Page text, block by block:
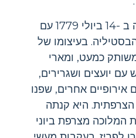
המהפכה הצרפתית החלה ב -14 ביולי 1779 עם
בעיצומו של
פעל לואי ה -16 משותק כמעט, ומארי
יועצים ושגרירים,
אחרים, שפנו
היא קנתה
מצרפת ביוני